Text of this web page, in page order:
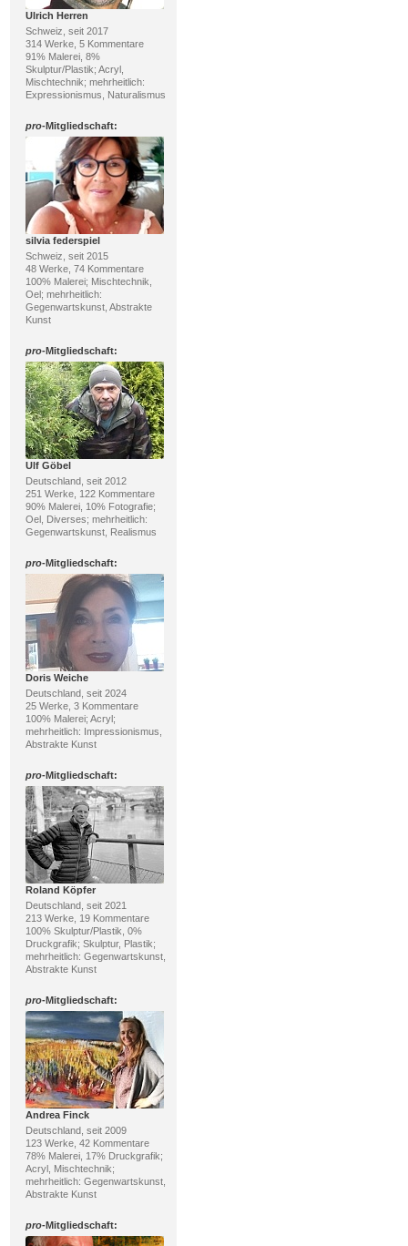
Ulrich Herren
Schweiz, seit 2017
314 Werke, 5 Kommentare
91% Malerei, 8%
Skulptur/Plastik; Acryl,
Mischtechnik; mehrheitlich:
Expressionismus, Naturalismus
pro-Mitgliedschaft:
silvia federspiel
Schweiz, seit 2015
48 Werke, 74 Kommentare
100% Malerei; Mischtechnik,
Oel; mehrheitlich:
Gegenwartskunst, Abstrakte
Kunst
pro-Mitgliedschaft:
Ulf Göbel
Deutschland, seit 2012
251 Werke, 122 Kommentare
90% Malerei, 10% Fotografie;
Oel, Diverses; mehrheitlich:
Gegenwartskunst, Realismus
pro-Mitgliedschaft:
Doris Weiche
Deutschland, seit 2024
25 Werke, 3 Kommentare
100% Malerei; Acryl;
mehrheitlich: Impressionismus,
Abstrakte Kunst
pro-Mitgliedschaft:
Roland Köpfer
Deutschland, seit 2021
213 Werke, 19 Kommentare
100% Skulptur/Plastik, 0%
Druckgrafik; Skulptur, Plastik;
mehrheitlich: Gegenwartskunst,
Abstrakte Kunst
pro-Mitgliedschaft:
Andrea Finck
Deutschland, seit 2009
123 Werke, 42 Kommentare
78% Malerei, 17% Druckgrafik;
Acryl, Mischtechnik;
mehrheitlich: Gegenwartskunst,
Abstrakte Kunst
pro-Mitgliedschaft: